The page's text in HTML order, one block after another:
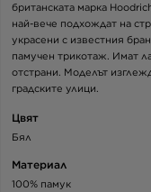
британската марка
най-вече подхождат на
украсени с известния
памучен трикотаж. Имат
отстрани. Моделът
градските улици.
Цвят
Бял
Материал
100% памук